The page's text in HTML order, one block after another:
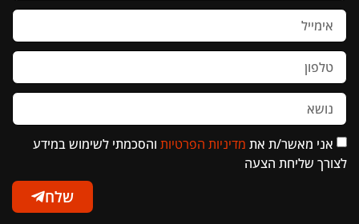
אני מאשר/ת את מדיניות הפרטיות והסכמתי לשימוש במידע
לצורך שליחת הצעה
שלח